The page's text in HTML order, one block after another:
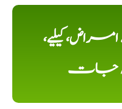
کیلیے،
جات